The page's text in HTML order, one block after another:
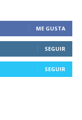
ME GUSTA
SEGUIR
SEGUIR